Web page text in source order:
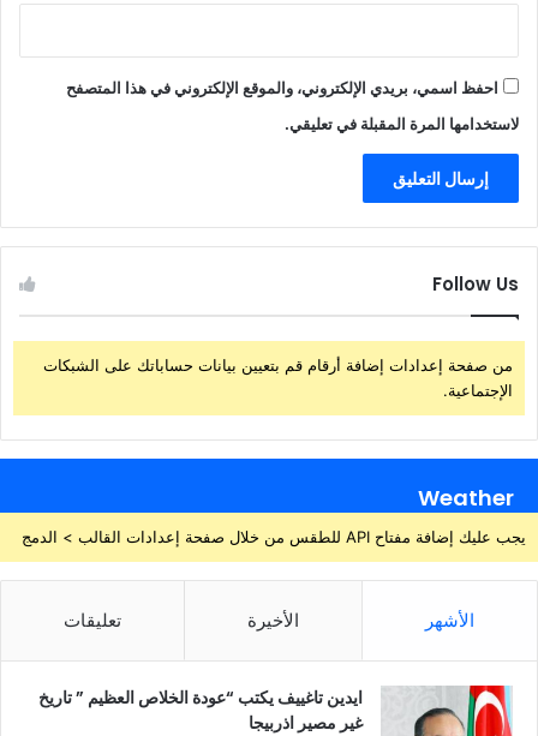
احفظ اسمي، بريدي الإلكتروني، والموقع الإلكتروني في هذا المتصفح
لاستخدامها المرة المقبلة في تعليقي.
Follow Us
من صفحة إعدادات إضافة أرقام قم بتعيين بيانات حساباتك على الشبكات
الإجتماعية.
Weather
يجب عليك إضافة مفتاح API للطقس من خلال صفحة إعدادات القالب > الدمج
الأشهر الأخيرة تعليقات
ايدين تاغييف يكتب “عودة الخلاص العظيم ” تاريخ
غير مصير اذربيجا